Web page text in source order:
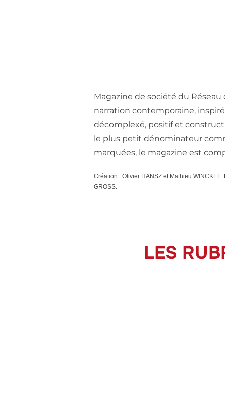
Magazine de société du Réseau
narration contemporaine,
décomplexé, positif et
le plus petit dénominateur
marquées, le magazine est
Création : Olivier HANSZ et Mathieu
GROSS.
LES